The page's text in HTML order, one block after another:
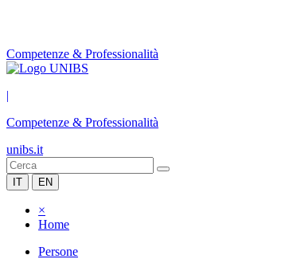
Competenze & Professionalità
|
Competenze & Professionalità
unibs.it
IT EN
×
Home
Persone